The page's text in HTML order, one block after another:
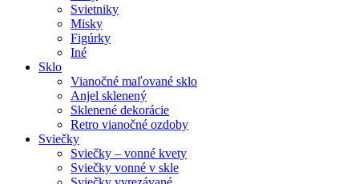
Svietniky
Misky
Figúrky
Iné
Sklo
Vianočné maľované sklo
Anjel sklenený
Sklenené dekorácie
Retro vianočné ozdoby
Sviečky
Sviečky – vonné kvety
Sviečky vonné v skle